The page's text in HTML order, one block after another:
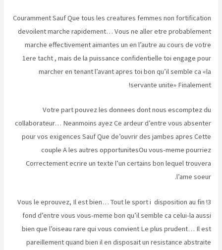
Couramment Sauf Que tous les creatures femmes non fortification
devoilent marche rapidement… Vous ne aller etre probablement
marche effectivement aimantes un en l’autre au cours de votre
1ere tacht , mais de la puissance confidentielle toi engage pour
marcher en tenant l’avant apres toi bon qu’il semble ca «la
servante unite» Finalement!
Votre part pouvez les donnees dont nous escomptez du
collaborateur… Neanmoins ayez Ce ardeur d’entre vous absenter
pour vos exigences Sauf Que de’ouvrir des jambes apres Cette
couple A les autres opportunitesOu vous-meme pourriez
Correctement ecrire un texte l’un certains bon lequel trouvera
l’ame soeur.
3! Vous le eprouvez, Il est bien… Tout le sport i disposition au fin
fond d’entre vous vous-meme bon qu’il semble ca celui-la aussi
bien que l’oiseau rare qui vous convient Le plus prudent… Il est
pareillement quand bien il en disposait un resistance abstraite